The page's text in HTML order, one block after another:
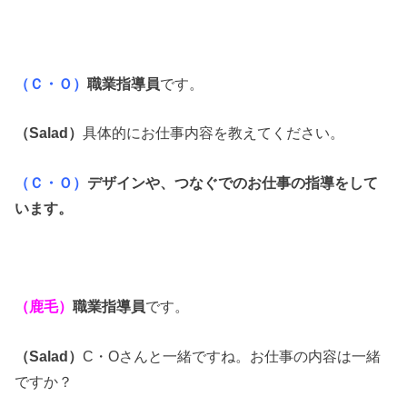
（Ｃ・Ｏ）職業指導員です。
（Salad）具体的にお仕事内容を教えてください。
（Ｃ・Ｏ） デザインや、つなぐでのお仕事の指導をして
います。
（鹿毛）職業指導員です。
（Salad）C・Oさんと一緒ですね。お仕事の内容は一緒
ですか？